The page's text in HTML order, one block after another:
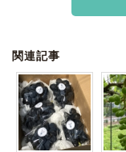
関連記事